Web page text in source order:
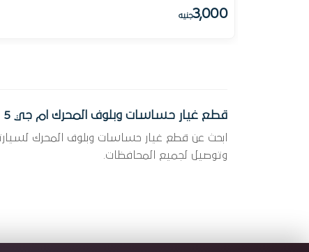
3,000جنيه
قطع غيار حساسات وبلوف المحرك ام جي 5
وتوصيل لجميع المحافظات.